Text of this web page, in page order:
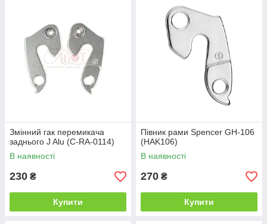
Змінний гак перемикача
заднього J Alu (C-RA-0114)
В наявності
230 ₴
Купити
Півник рами Spencer GH-106
(HAK106)
В наявності
270 ₴
Купити